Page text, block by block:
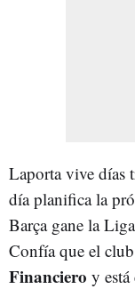
Laporta vive días
día planifica la
Barça gane la
Confía que el
Financiero y está